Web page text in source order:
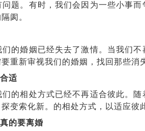
。有时，我们会因为一些小事而
阂。
婚姻已经失去了激情。当我们不
重新审视我们的婚姻，找回那些消
适
相处方式已经不再适合彼此。随
变索化新。的相处方式，以适应彼
的要离婚